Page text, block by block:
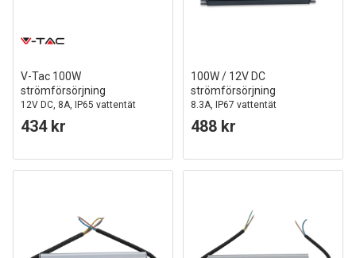
V-Tac 100W
strömförsörjning
12V DC, 8A, IP65 vattentät
434 kr
100W / 12V DC
strömförsörjning
8.3A, IP67 vattentät
488 kr